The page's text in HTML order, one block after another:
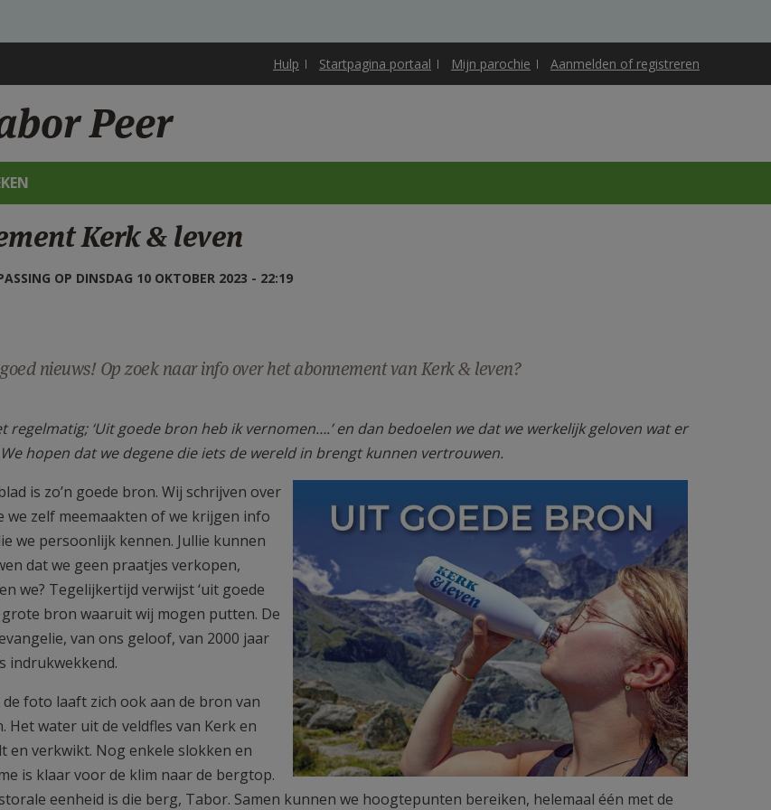
Hulp Startpagina portaal Mijn parochie Aanmelden of registreren
Peer
Kerk & leven
OP DINSDAG 10 OKTOBER 2023 - 22:19
nieuws! Op zoek naar info over het abonnement van Kerk & leven?
regelmatig; ‘Uit goede bron heb ik vernomen….’ en dan bedoelen we dat we werkelijk geloven wat er
hopen dat we degene die iets de wereld in brengt kunnen vertrouwen.
is zo’n goede bron. Wij schrijven over
we zelf meemaakten of we krijgen info
we persoonlijk kennen. Jullie kunnen
dat we geen praatjes verkopen,
we? Tegelijkertijd verwijst ‘uit goede
grote bron waaruit wij mogen putten. De
van ons geloof, van 2000 jaar
indrukwekkend.
foto laaft zich ook aan de bron van
Het water uit de veldfles van Kerk en
en verkwikt. Nog enkele slokken en
is klaar voor de klim naar de bergtop.
eenheid is die berg, Tabor. Samen kunnen we hoogtepunten bereiken, helemaal één met de